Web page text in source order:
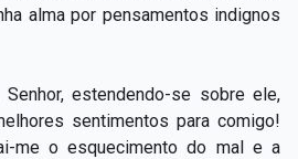
o que Deus juntou ▸
a candeia debaixo do
▸
alma por pensamentos indignos
estendendo-se sobre ele,
sentimentos para comigo!
me o esquecimento do mal e a